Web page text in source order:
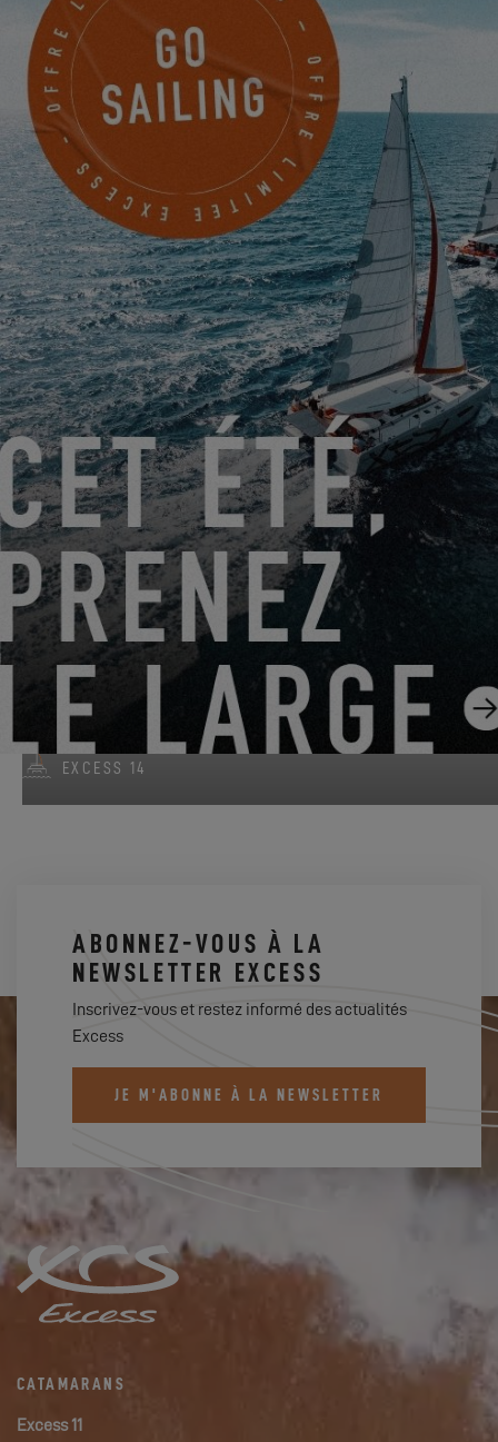
Calle 29
Cartagena de Indias, Colombie
PRENDRE RENDEZ-VOUS
DU 22 JUIN 2026 AU 31 AOÛT 2026
GO SAILING AVEC EXCESS CET ÉTÉ !
EXCESS 11-EXCESS 13-EXCESS 14
DU 14 AOÛT 2026 AU 16 AOÛT 2026
EXCESS CLINIC 2026 EN FLORIDE
EXCESS 14
ABONNEZ-VOUS À LA
NEWSLETTER EXCESS
Inscrivez-vous et restez informé des actualités
Excess
JE M'ABONNE À LA NEWSLETTER
CATAMARANS
Excess 11